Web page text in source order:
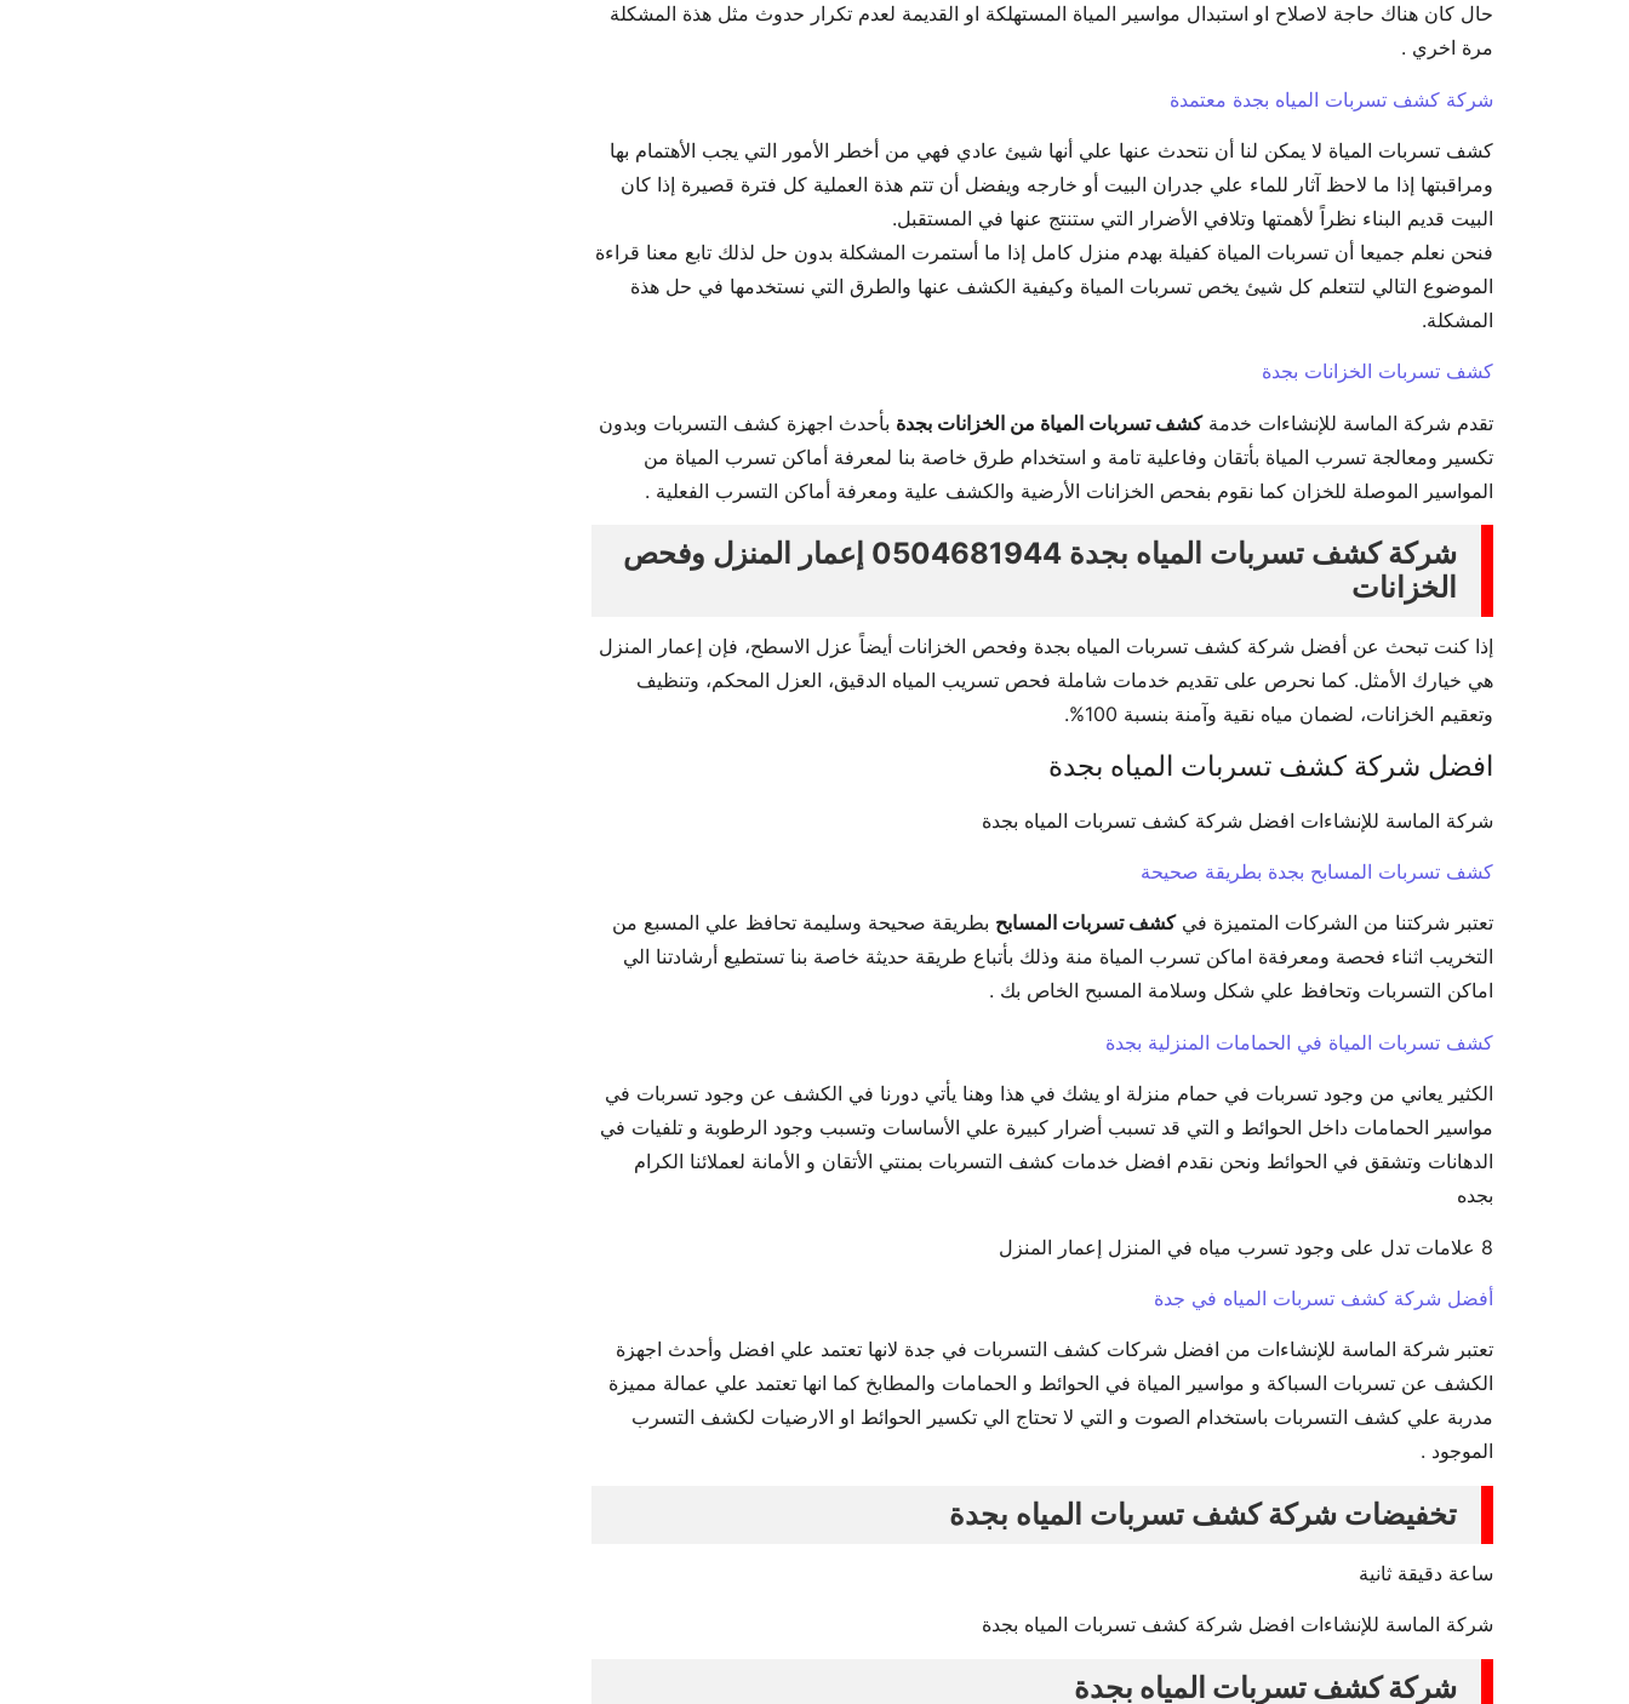
حال كان هناك حاجة لاصلاح او استبدال مواسير المياة المستهلكة او القديمة لعدم تكرار حدوث مثل هذة المشكلة
مرة اخري .
شركة كشف تسربات المياه بجدة معتمدة
كشف تسربات المياة لا يمكن لنا أن نتحدث عنها علي أنها شيئ عادي فهي من أخطر الأمور التي يجب الأهتمام بها
ومراقبتها إذا ما لاحظ آثار للماء علي جدران البيت أو خارجه ويفضل أن تتم هذة العملية كل فترة قصيرة إذا كان
البيت قديم البناء نظراً لأهمتها وتلافي الأضرار التي ستنتج عنها في المستقبل.
فنحن نعلم جميعا أن تسربات المياة كفيلة بهدم منزل كامل إذا ما أستمرت المشكلة بدون حل لذلك تابع معنا قراءة
الموضوع التالي لتتعلم كل شيئ يخص تسربات المياة وكيفية الكشف عنها والطرق التي نستخدمها في حل هذة
المشكلة.
كشف تسربات الخزانات بجدة
تقدم شركة الماسة للإنشاءات خدمةكشف تسربات المياة من الخزانات بجدة بأحدث اجهزة كشف التسربات وبدون
تكسير ومعالجة تسرب المياة بأتقان وفاعلية تامة و استخدام طرق خاصة بنا لمعرفة أماكن تسرب المياة من
المواسير الموصلة للخزان كما نقوم بفحص الخزانات الأرضية والكشف علية ومعرفة أماكن التسرب الفعلية .
شركة كشف تسربات المياه بجدة 0504681944 إعمار المنزل وفحص
الخزانات
إذا كنت تبحث عن أفضل شركة كشف تسربات المياه بجدة وفحص الخزانات أيضاً عزل الاسطح، فإن إعمار المنزل
هي خيارك الأمثل. كما نحرص على تقديم خدمات شاملة فحص تسريب المياه الدقيق، العزل المحكم، وتنظيف
وتعقيم الخزانات، لضمان مياه نقية وآمنة بنسبة 100%.
افضل شركة كشف تسربات المياه بجدة
شركة الماسة للإنشاءات افضل شركة كشف تسربات المياه بجدة
كشف تسربات المسابح بجدة بطريقة صحيحة
تعتبر شركتنا من الشركات المتميزة فيكشف تسربات المسابح بطريقة صحيحة وسليمة تحافظ علي المسبع من
التخريب اثناء فحصة ومعرفةة اماكن تسرب المياة منة وذلك بأتباع طريقة حديثة خاصة بنا تستطيع أرشادتنا الي
اماكن التسربات وتحافظ علي شكل وسلامة المسبح الخاص بك .
كشف تسربات المياة في الحمامات المنزلية بجدة
الكثير يعاني من وجود تسربات في حمام منزلة او يشك في هذا وهنا يأتي دورنا في الكشف عن وجود تسربات في
مواسير الحمامات داخل الحوائط و التي قد تسبب أضرار كبيرة علي الأساسات وتسبب وجود الرطوبة و تلفيات في
الدهانات وتشقق في الحوائط ونحن نقدم افضل خدمات كشف التسربات بمنتي الأتقان و الأمانة لعملائنا الكرام
بجده
8 علامات تدل على وجود تسرب مياه في المنزل إعمار المنزل
أفضل شركة كشف تسربات المياه في جدة
تعتبر شركة الماسة للإنشاءات من افضل شركات كشف التسربات في جدة لانها تعتمد علي افضل وأحدث اجهزة
الكشف عن تسربات السباكة و مواسير المياة في الحوائط و الحمامات والمطابخ كما انها تعتمد علي عمالة مميزة
مدربة علي كشف التسربات باستخدام الصوت و التي لا تحتاج الي تكسير الحوائط او الارضيات لكشف التسرب
الموجود .
تخفيضات شركة كشف تسربات المياه بجدة
ساعة دقيقة ثانية
شركة الماسة للإنشاءات افضل شركة كشف تسربات المياه بجدة
شركة كشف تسربات المياه بجدة